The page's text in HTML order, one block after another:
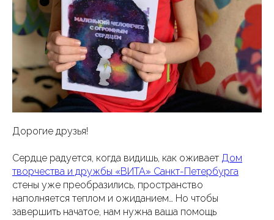
Дорогие друзья!
Сердце радуется, когда видишь, как оживает Дом
творчества и дружбы «ВИТА» Санкт-Петербурга
стены уже преобразились, пространство
наполняется теплом и ожиданием… Но чтобы
завершить начатое, нам нужна ваша помощь